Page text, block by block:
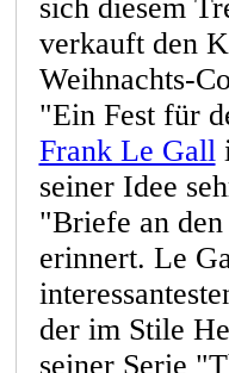
sich diesem
verkauft den
Weihnachts-
"Ein Fest für
Frank Le Gall
seiner Idee
"Briefe an
erinnert. Le
der im Stile
seiner Serie